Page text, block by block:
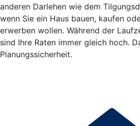
anderen Darlehen wie dem
wenn Sie ein Haus bauen, kaufen
erwerben wollen. Während der
sind Ihre Raten immer gleich hoch.
Planungssicherheit.